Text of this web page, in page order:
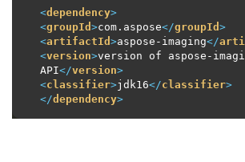
<dependency>
<groupId >com.aspose</groupId >
<artifactId >aspose-imaging</
<version>version of aspose-
API</version>
<classifier>jdk16</classifier>
</dependency>